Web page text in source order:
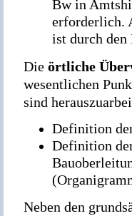
Bw in
erforderlich.
ist durch
Die örtliche
wesentlichen
sind
Definition
Definition
Neben den